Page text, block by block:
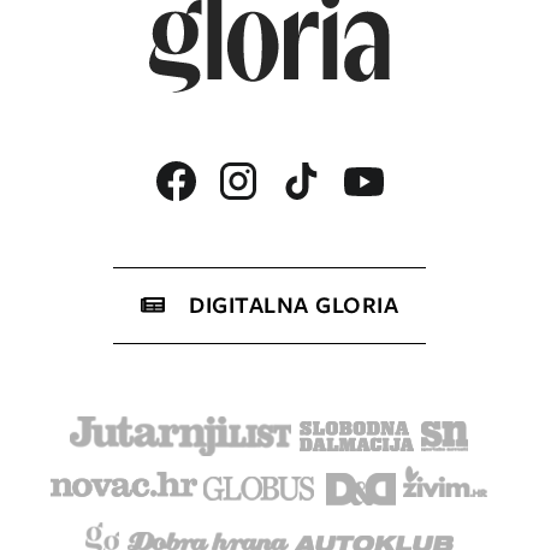
DIGITALNA GLORIA